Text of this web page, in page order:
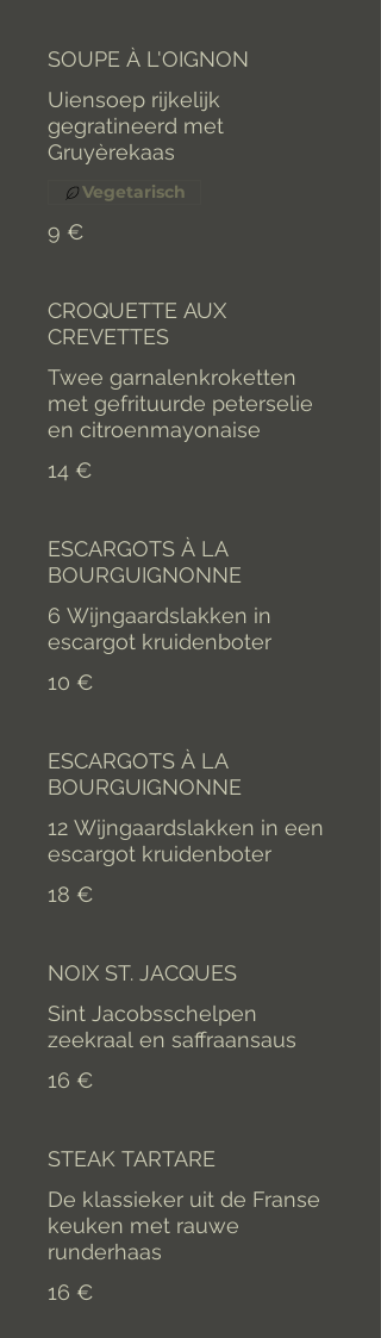
SOUPE À L'OIGNON
Uiensoep rijkelijk
gegratineerd met
Gruyèrekaas
9 €
Vegetarisch
CROQUETTE AUX
CREVETTES
Twee garnalenkroketten
met gefrituurde peterselie
en citroenmayonaise
14 €
ESCARGOTS À LA
BOURGUIGNONNE
6 Wijngaardslakken in
escargot kruidenboter
10 €
ESCARGOTS À LA
BOURGUIGNONNE
12 Wijngaardslakken in een
escargot kruidenboter
18 €
NOIX ST. JACQUES
Sint Jacobsschelpen
zeekraal en saffraansaus
16 €
STEAK TARTARE
De klassieker uit de Franse
keuken met rauwe
runderhaas
16 €